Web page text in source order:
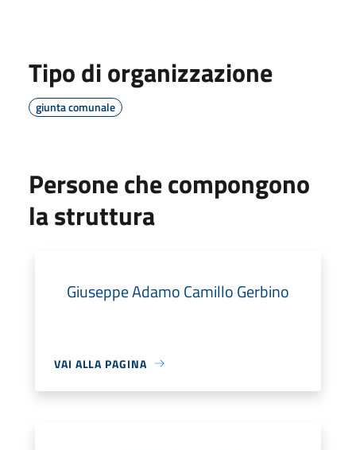
Tipo di organizzazione
giunta comunale
Persone che compongono
la struttura
Giuseppe Adamo Camillo Gerbino
VAI ALLA PAGINA